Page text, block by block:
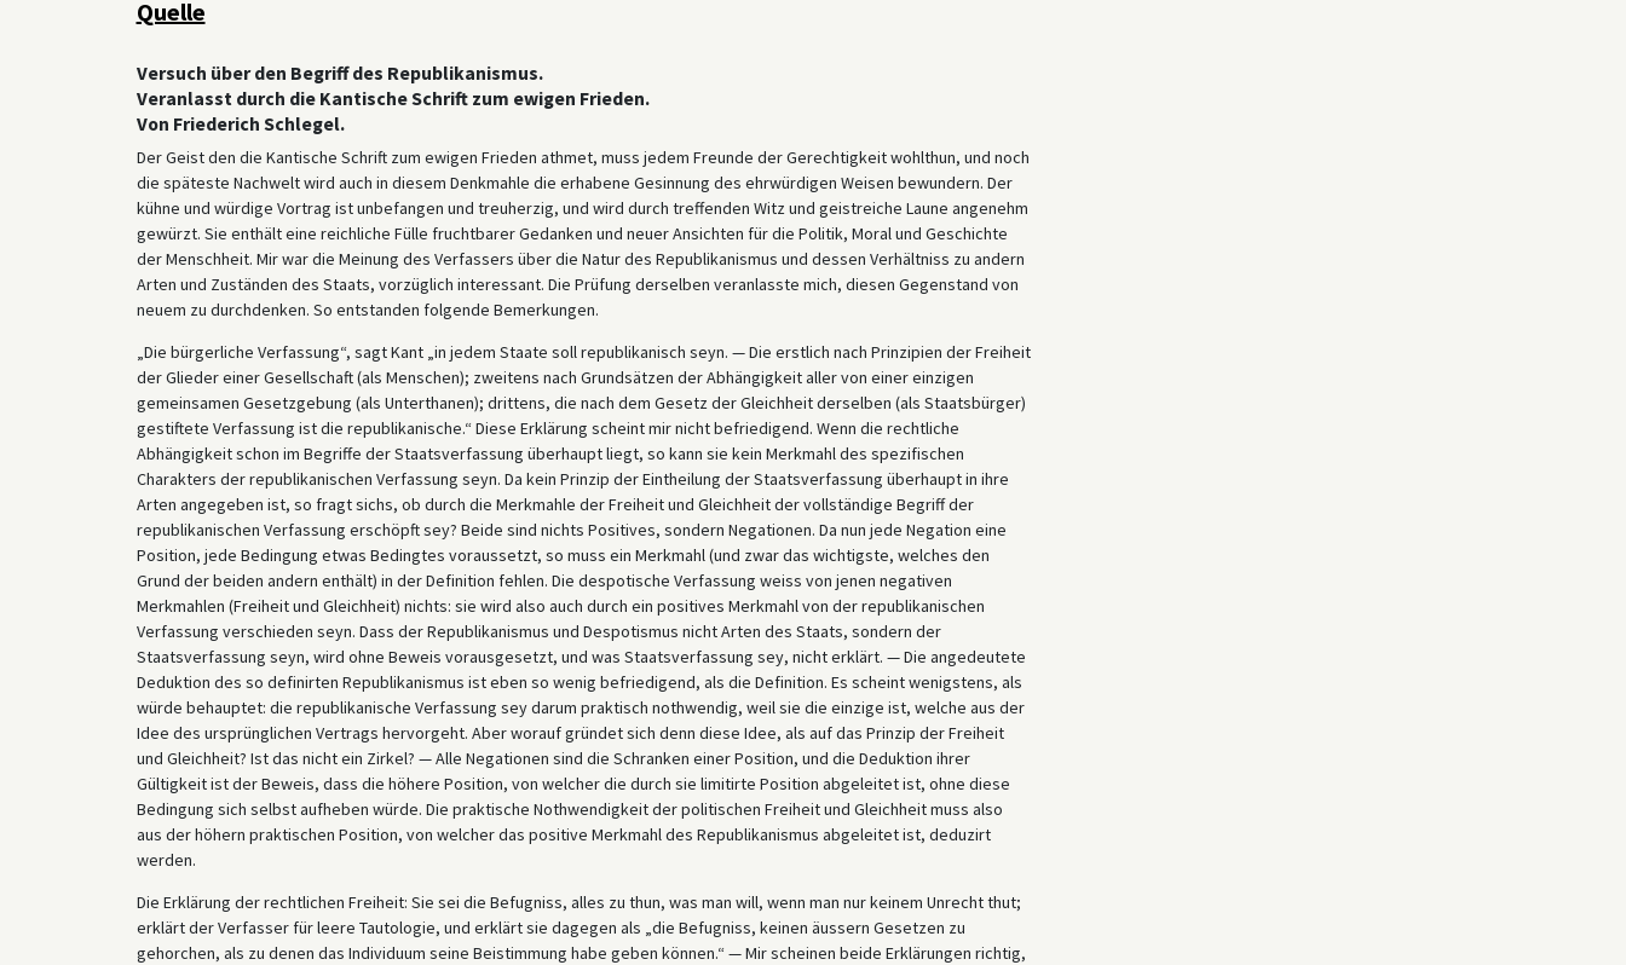
Quelle
Versuch über den Begriff des Republikanismus.
Veranlasst durch die Kantische Schrift zum ewigen Frieden.
Von Friederich Schlegel.
Der Geist den die Kantische Schrift zum ewigen Frieden athmet, muss jedem Freunde der Gerechtigkeit wohlthun, und noch
die späteste Nachwelt wird auch in diesem Denkmahle die erhabene Gesinnung des ehrwürdigen Weisen bewundern. Der
kühne und würdige Vortrag ist unbefangen und treuherzig, und wird durch treffenden Witz und geistreiche Laune angenehm
gewürzt. Sie enthält eine reichliche Fülle fruchtbarer Gedanken und neuer Ansichten für die Politik, Moral und Geschichte
der Menschheit. Mir war die Meinung des Verfassers über die Natur des Republikanismus und dessen Verhältniss zu andern
Arten und Zuständen des Staats, vorzüglich interessant. Die Prüfung derselben veranlasste mich, diesen Gegenstand von
neuem zu durchdenken. So entstanden folgende Bemerkungen.
„Die bürgerliche Verfassung“, sagt Kant „in jedem Staate soll republikanisch seyn. — Die erstlich nach Prinzipien der Freiheit
der Glieder einer Gesellschaft (als Menschen); zweitens nach Grundsätzen der Abhängigkeit aller von einer einzigen
gemeinsamen Gesetzgebung (als Unterthanen); drittens, die nach dem Gesetz der Gleichheit derselben (als Staatsbürger)
ge­stiftete Verfassung ist die republikanische.“ Diese Erklärung scheint mir nicht befriedigend. Wenn die rechtliche
Abhängigkeit schon im Begriffe der Staatsverfassung überhaupt liegt, so kann sie kein Merkmahl des spezifischen
Charakters der republikanischen Verfassung seyn. Da kein Prinzip der Eintheilung der Staatsverfassung überhaupt in ihre
Arten angegeben ist, so fragt sichs, ob durch die Merkmahle der Freiheit und Gleichheit der vollständige Begriff der
republikanischen Verfassung erschöpft sey? Beide sind nichts Positives, sondern Negationen. Da nun jede Negation eine
Position, jede Bedingung etwas Bedingtes voraussetzt, so muss ein Merkmahl (und zwar das wichtigste, welches den
Grund der beiden andern enthält) in der Definition fehlen. Die despotische Verfassung weiss von jenen negativen
Merkmahlen (Freiheit und Gleichheit) nichts: sie wird also auch durch ein positives Merkmahl von der republikanischen
Verfassung verschieden seyn. Dass der Republikanismus und Despotismus nicht Arten des Staats, sondern der
Staatsverfassung seyn, wird ohne Beweis vorausgesetzt, und was Staatsverfassung sey, nicht erklärt. — Die angedeutete
Deduktion des so definirten Republikanismus ist eben so wenig befriedigend, als die Definition. Es scheint wenigstens, als
würde behauptet: die republikanische Verfassung sey darum praktisch nothwendig, weil sie die einzige ist, welche aus der
Idee des ursprünglichen Vertrags hervorgeht. Aber worauf gründet sich denn diese Idee, als auf das Prinzip der Freiheit
und Gleichheit? Ist das nicht ein Zirkel? — Alle Negationen sind die Schranken einer Position, und die Deduktion ihrer
Gültigkeit ist der Beweis, dass die höhere Position, von welcher die durch sie limitirte Position abgeleitet ist, ohne diese
Bedingung sich selbst aufheben würde. Die praktische Nothwendigkeit der politischen Freiheit und Gleichheit muss also
aus der höhern praktischen Position, von welcher das positive Merkmahl des Republikanismus abgeleitet ist, deduzirt
werden.
Die Erklärung der rechtlichen Freiheit: Sie sei die Befugniss, alles zu thun, was man will, wenn man nur keinem Unrecht thut;
erklärt der Verfasser für leere Tautologie, und erklärt sie dagegen als „die Befugniss, keinen äussern Gesetzen zu
gehorchen, als zu denen das Individuum seine Beistimmung habe geben können.“ — Mir scheinen beide Erklärungen richtig,